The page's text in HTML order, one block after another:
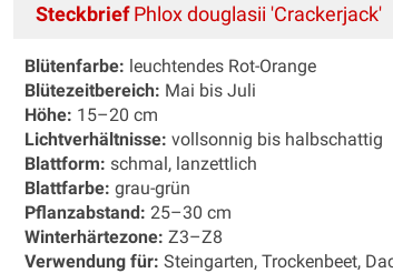
SteckbriefPhlox douglasii 'Crackerjack'
Blütenfarbe: leuchtendes Rot-Orange
Blütezeitbereich: Mai bis Juli
Höhe: 15–20 cm
Lichtverhältnisse: vollsonnig bis halbschattig
Blattform: schmal, lanzettlich
Blattfarbe: grau-grün
Pflanzabstand: 25–30 cm
Winterhärtezone: Z3–Z8
Verwendung für: Steingarten, Trockenbeet,